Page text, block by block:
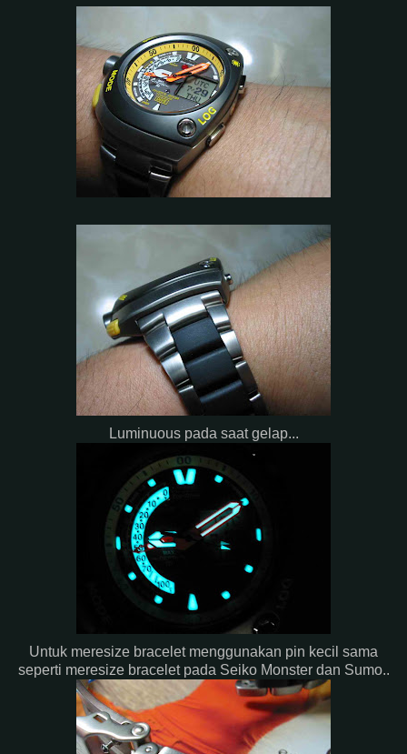
Luminuous pada saat gelap...
Untuk meresize bracelet menggunakan pin kecil sama
seperti meresize bracelet pada Seiko Monster dan Sumo..